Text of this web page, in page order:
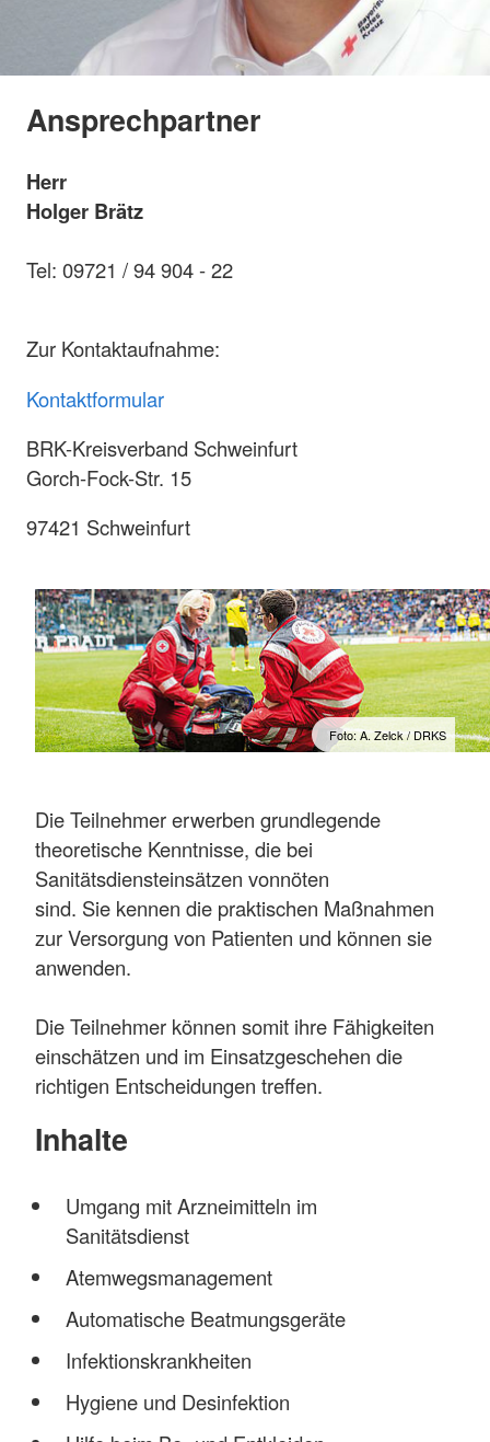
Ansprechpartner
Herr
Holger Brätz
Tel: 09721 / 94 904 - 22
Zur Kontaktaufnahme:
Kontaktformular
BRK-Kreisverband Schweinfurt
Gorch-Fock-Str. 15
97421 Schweinfurt
Foto: A. Zelck / DRKS
Die Teilnehmer erwerben grundlegende
theoretische Kenntnisse, die bei
Sanitätsdiensteinsätzen vonnöten
sind. Sie kennen die praktischen Maßnahmen
zur Versorgung von Patienten und können sie
anwenden.
Die Teilnehmer können somit ihre Fähigkeiten
einschätzen und im Einsatzgeschehen die
richtigen Entscheidungen treffen.
Inhalte
Umgang mit Arzneimitteln im
Sanitätsdienst
Atemwegsmanagement
Automatische Beatmungsgeräte
Infektionskrankheiten
Hygiene und Desinfektion